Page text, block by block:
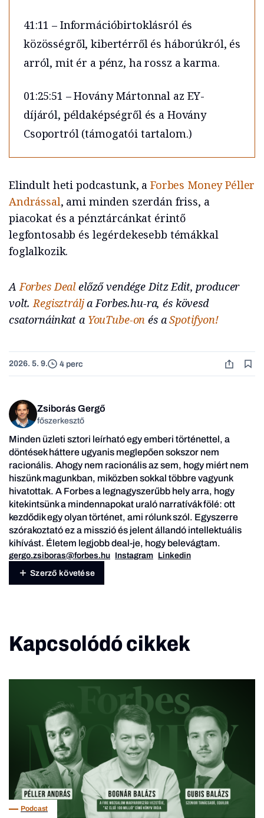
41:11 – Információbirtoklásról és
közösségről, kibertérről és háborúkról, és
arról, mit ér a pénz, ha rossz a karma.
01:25:51 – Hovány Mártonnal az EY-
díjáról, példaképségről és a Hovány
Csoportról (támogatói tartalom.)
Elindult heti podcastunk, a Forbes Money Péller
Andrással, ami minden szerdán friss, a
piacokat és a pénztárcánkat érintő
legfontosabb és legérdekesebb témákkal
foglalkozik.
A Forbes Deal előző vendége Ditz Edit, producer
volt.Regisztrálja Forbes.hu-ra, és kövesd
csatornáinkat a YouTube-on és aSpotifyon!
2026. 5. 9. 4 perc
Zsiborás Gergő
főszerkesztő
Minden üzleti sztori leírható egy emberi történettel, a
döntések háttere ugyanis meglepően sokszor nem
racionális. Ahogy nem racionális az sem, hogy miért nem
hiszünk magunkban, miközben sokkal többre vagyunk
hivatottak. A Forbes a legnagyszerűbb hely arra, hogy
kitekintsünk a mindennapokat uraló narratívák fölé: ott
kezdődik egy olyan történet, ami rólunk szól. Egyszerre
szórakoztató ez a misszió és jelent állandó intellektuális
kihívást. Életem legjobb deal-je, hogy belevágtam.
gergo.zsiboras@forbes.hu Instagram Linkedin
Szerző követése
Kapcsolódó cikkek
Podcast